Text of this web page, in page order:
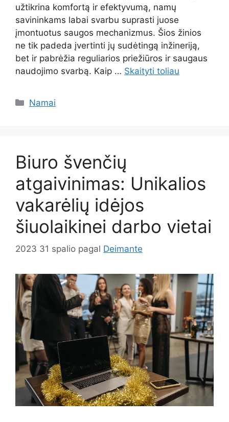
užtikrina komfortą ir efektyvumą, namų
savininkams labai svarbu suprasti juose
įmontuotus saugos mechanizmus. Šios žinios
ne tik padeda įvertinti jų sudėtingą inžineriją,
bet ir pabrėžia reguliarios priežiūros ir saugaus
naudojimo svarbą. Kaip … Skaityti toliau
Kategorijos
Namai
Biuro švenčių
atgaivinimas: Unikalios
vakarėlių idėjos
šiuolaikinei darbo vietai
2023 31 spalio pagal Deimante